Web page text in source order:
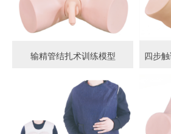
输精管结扎术训练模型